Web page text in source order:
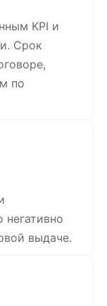
KPI и
Срок
по
негативно
выдаче.